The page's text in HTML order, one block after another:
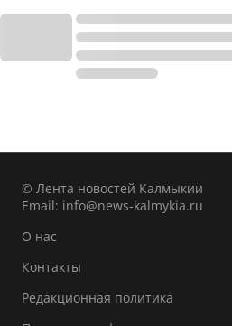
© Лента новостей Калмыкии
Email: info@news-kalmykia.ru
О нас
Контакты
Редакционная политика